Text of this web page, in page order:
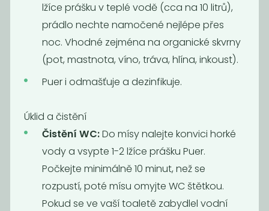
169Kč / Kg 265Kč
Novinka
myčky na
nádobí
lžíce prášku v teplé vodě (cca na 10 litrů),
prádlo nechte namočené nejlépe přes
noc. Vhodné zejména na organické skvrny
(pot, mastnota, víno, tráva, hlína, inkoust).
Puer i odmašťuje a dezinfikuje.
Úklid a čistění
Čistění WC:Do mísy nalejte konvici horké
vody a vsypte 1-2 lžíce prášku Puer.
Počkejte minimálně 10 minut, než se
rozpustí, poté mísu omyjte WC štětkou.
Pokud se ve vaší toaletě zabydlel vodní